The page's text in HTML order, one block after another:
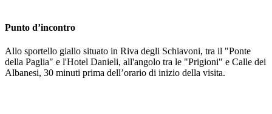
Punto d’incontro
Allo sportello giallo situato in Riva degli Schiavoni, tra il "Ponte
della Paglia" e l'Hotel Danieli, all'angolo tra le "Prigioni" e Calle dei
Albanesi, 30 minuti prima dell’orario di inizio della visita.